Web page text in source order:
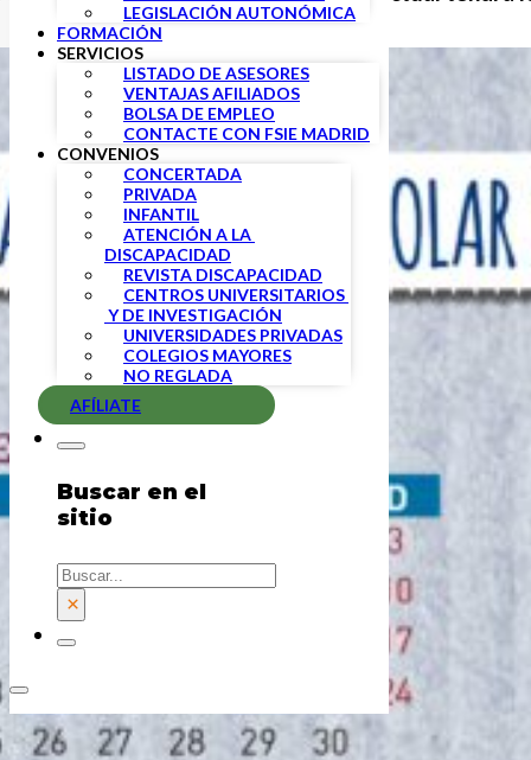
LEGISLACIÓN AUTONÓMICA
FORMACIÓN
SERVICIOS
LISTADO DE ASESORES
VENTAJAS AFILIADOS
BOLSA DE EMPLEO
CONTACTE CON FSIE MADRID
CONVENIOS
CONCERTADA
PRIVADA
INFANTIL
ATENCIÓN A LA
DISCAPACIDAD
REVISTA DISCAPACIDAD
CENTROS UNIVERSITARIOS
Y DE INVESTIGACIÓN
UNIVERSIDADES PRIVADAS
COLEGIOS MAYORES
NO REGLADA
AFÍLIATE
Buscar en el
sitio
Buscar
×